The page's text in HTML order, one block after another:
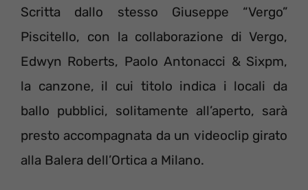
Scritta dallo stesso Giuseppe “Vergo”
Piscitello, con la collaborazione di Vergo,
Edwyn Roberts, Paolo Antonacci & Sixpm,
la canzone, il cui titolo indica i locali da
ballo pubblici, solitamente all’aperto, sarà
presto accompagnata da un videoclip girato
alla Balera dell’Ortica a Milano.